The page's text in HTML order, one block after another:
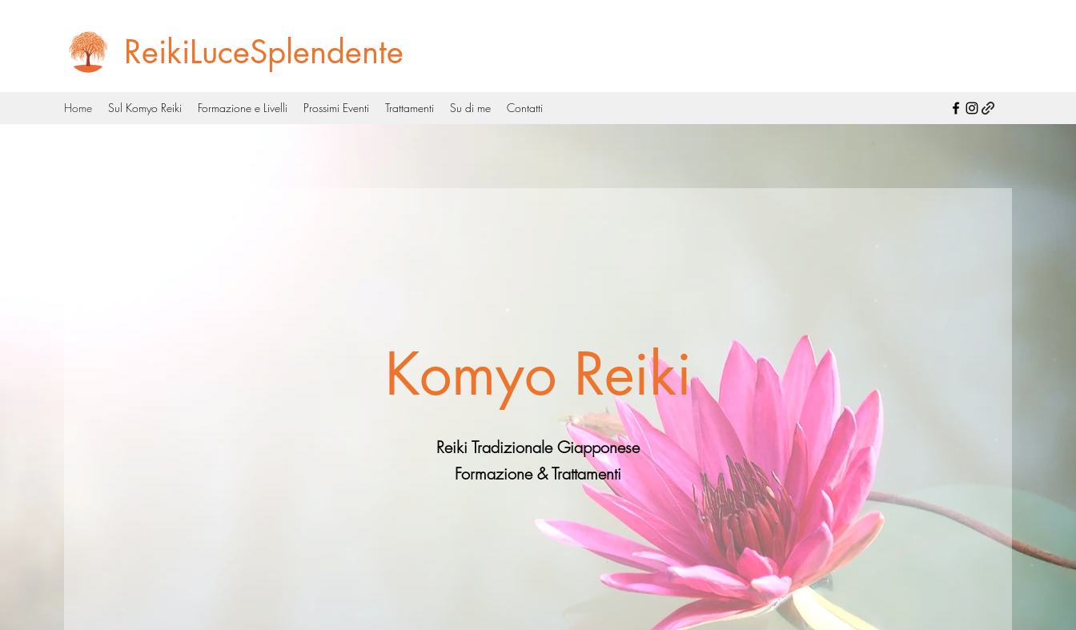
ReikiLuceSplendente
Home Sul Komyo Reiki Formazione e Livelli Prossimi Eventi Trattamenti Su di me Contatti
Komyo Reiki
Reiki Tradizionale Giapponese
Formazione & Trattamenti